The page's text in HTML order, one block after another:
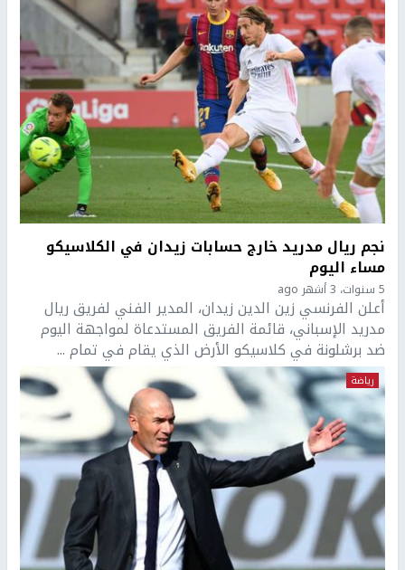
نجم ريال مدريد خارج حسابات زيدان في الكلاسيكو
مساء اليوم
5 سنوات، 3 أشهر ago
أعلن الفرنسي زين الدين زيدان، المدير الفني لفريق ريال
مدريد الإسباني، قائمة الفريق المستدعاة لمواجهة اليوم
ضد برشلونة في كلاسيكو الأرض الذي يقام في تمام ...
رياضة